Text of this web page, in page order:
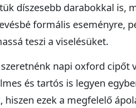
díszesebb darabokkal is,
formális eseményre,
teszi a viselésüket.
napi oxford cipőt
és tartós is legyen
ezek a megfelelő